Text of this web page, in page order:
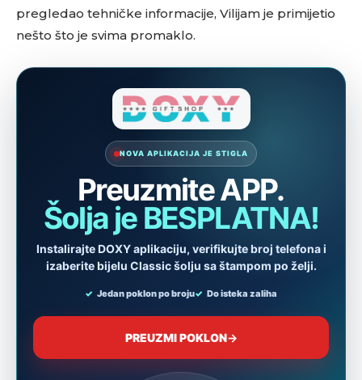
pregledao tehničke informacije, Vilijam je primijetio
nešto što je svima promaklo.